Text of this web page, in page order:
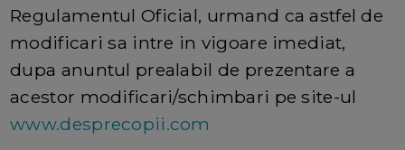
Regulamentul Oficial, urmand ca astfel de
modificari sa intre in vigoare imediat,
dupa anuntul prealabil de prezentare a
acestor modificari/schimbari pe site-ul
www.desprecopii.com